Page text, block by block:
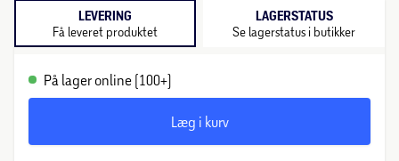
LEVERING
Få leveret produktet
LAGERSTATUS
Se lagerstatus i butikker
På lager online (100+)
Læg i kurv